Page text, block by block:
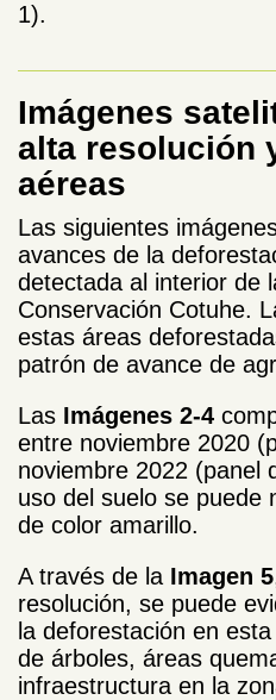
1).
Imágenes
alta resolución
aéreas
Las siguientes
avances de la
detectada al interior de
Conservación Cotuhe.
estas áreas
patrón de avance de
Las Imágenes 2-4
entre noviembre 2020
noviembre 2022 (panel
uso del suelo se puede
de color amarillo.
A través de la Imagen 5
resolución, se puede
la deforestación en
de árboles, áreas
infraestructura en la